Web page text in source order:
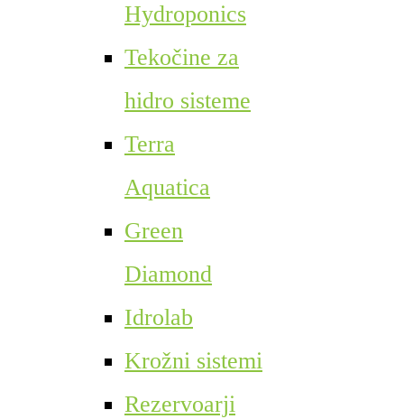
Hydroponics
Tekočine za
hidro sisteme
Terra
Aquatica
Green
Diamond
Idrolab
Krožni sistemi
Rezervoarji